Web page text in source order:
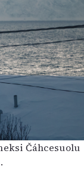
Čáhcesuolu